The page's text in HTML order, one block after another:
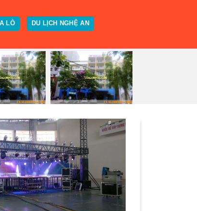
LÒ DU LỊCH NGHỆ AN